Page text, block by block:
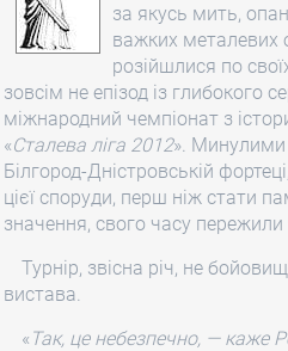
за якусь мить,
важких металевих
розійшлися по
зовсім не епізод із глибокого
міжнародний чемпіонат з
«Сталева ліга 2012». Минулими
Білгород-Дністровській
цієї споруди, перш ніж стати
значення, свого часу
Турнір, звісна річ, не
вистава.
« Так, це небезпечно, — каже